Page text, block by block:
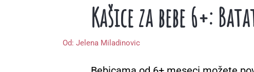
Kašice za bebe 6+:
Od: Jelena Miladinovic